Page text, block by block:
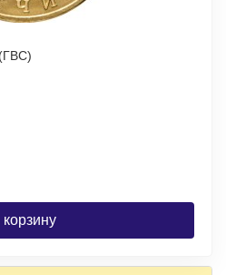
корзину